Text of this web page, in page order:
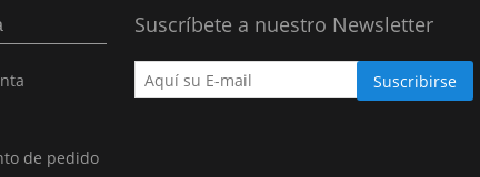
de pedido
Suscríbete a nuestro Newsletter